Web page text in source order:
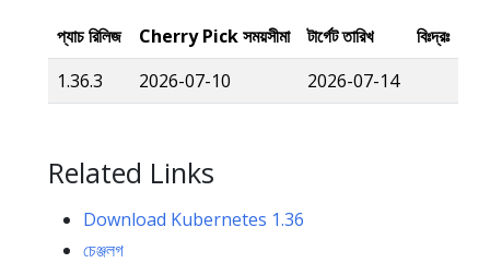
প্যাচ রিলিজ Cherry Pick সময়সীমা টার্গেট তারিখ
বিঃদ্রঃ
1.36.3
2026-07-10 2026-07-14
Related Links
Download Kubernetes 1.36
চেঞ্জলগ